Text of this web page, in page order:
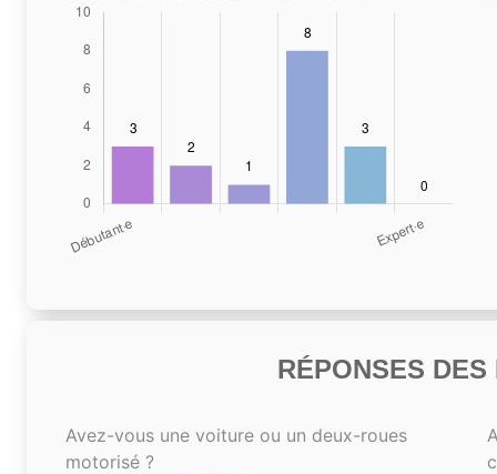
RÉPONSES
Avez-vous une voiture ou un deux-roues
motorisé ?